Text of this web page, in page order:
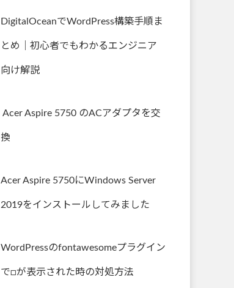
DigitalOceanでWordPress構築手順ま
とめ｜初心者でもわかるエンジニア
向け解説
Acer Aspire 5750 のACアダプタを交
換
Acer Aspire 5750にWindows Server
2019をインストールしてみました
WordPressのfontawesomeプラグイン
で□が表示された時の対処方法